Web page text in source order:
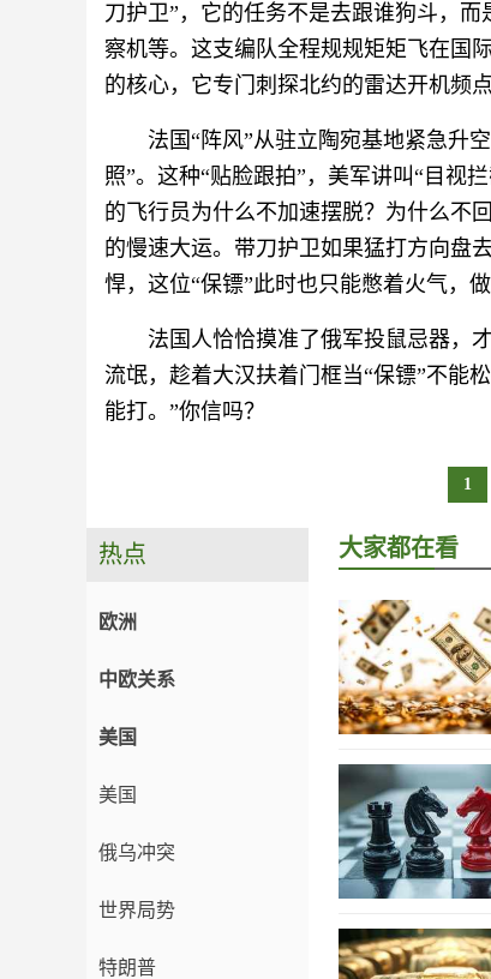
刀护卫”，它的任务不是去跟谁狗斗，
察机等。这支编队全程规规矩矩飞在国
的核心，它专门刺探北约的雷达开机频
法国“阵风”从驻立陶宛基地紧急升
照”。这种“贴脸跟拍”，美军讲叫“目
的飞行员为什么不加速摆脱？为什么不
的慢速大运。带刀护卫如果猛打方向盘
悍，这位“保镖”此时也只能憋着火气，
法国人恰恰摸准了俄军投鼠忌器，
流氓，趁着大汉扶着门框当“保镖”不能
能打。”你信吗？
1
热点
欧洲
中欧关系
美国
美国
俄乌冲突
世界局势
特朗普
大家都在看